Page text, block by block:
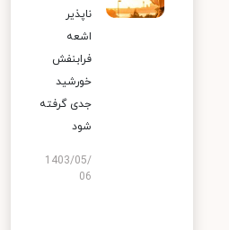
ناپذیر
اشعه
فرابنفش
خورشید
جدی گرفته
شود
1403/05/
06